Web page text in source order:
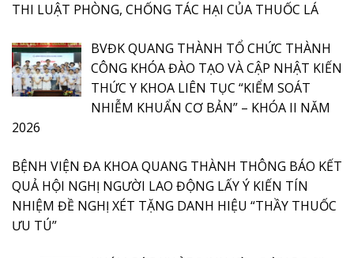
THI LUẬT PHÒNG, CHỐNG TÁC HẠI CỦA THUỐC LÁ
BVĐK QUANG THÀNH TỔ CHỨC THÀNH
CÔNG KHÓA ĐÀO TẠO VÀ CẬP NHẬT KIẾN
THỨC Y KHOA LIÊN TỤC “KIỂM SOÁT
NHIỄM KHUẨN CƠ BẢN” – KHÓA II NĂM
2026
BỆNH VIỆN ĐA KHOA QUANG THÀNH THÔNG BÁO KẾT
QUẢ HỘI NGHỊ NGƯỜI LAO ĐỘNG LẤY Ý KIẾN TÍN
NHIỆM ĐỀ NGHỊ XÉT TẶNG DANH HIỆU “THẦY THUỐC
ƯU TÚ”